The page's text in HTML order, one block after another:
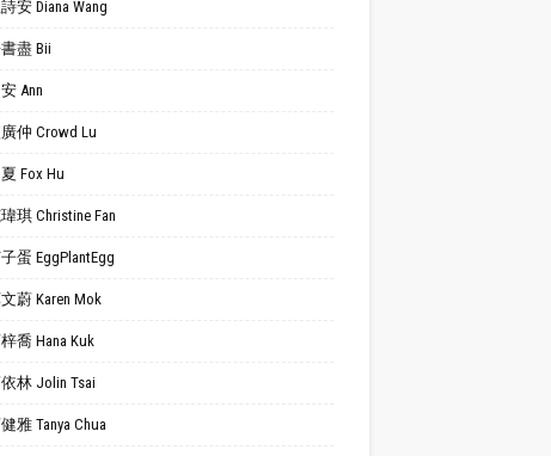
安 Diana Wang
盡 Bii
Ann
仲 Crowd Lu
Fox Hu
琪 Christine Fan
蛋 EggPlantEgg
蔚 Karen Mok
喬 Hana Kuk
林 Jolin Tsai
雅 Tanya Chua